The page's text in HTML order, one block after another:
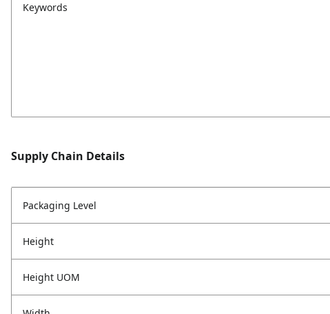
Keywords
Supply Chain Details
Packaging Level
Height
Height UOM